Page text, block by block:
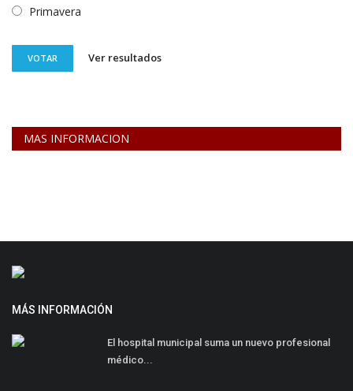
Primavera
VOTAR Ver resultados
MAS INFORMACION
MÁS INFORMACIÓN
El hospital municipal suma un nuevo profesional
médico...